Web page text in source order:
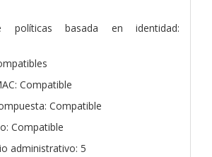
políticas basada en identidad:
Compatible
Compatible
Compatible
administrativo: 5